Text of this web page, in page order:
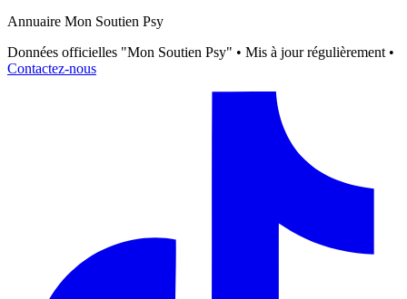
Annuaire Mon Soutien Psy
Données officielles "Mon Soutien Psy" • Mis à jour régulièrement •
Contactez-nous